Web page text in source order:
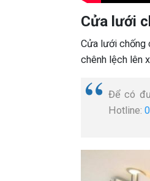
Cửa lưới
Cửa lưới chống
chênh lệch lên
Để có
Hotline: